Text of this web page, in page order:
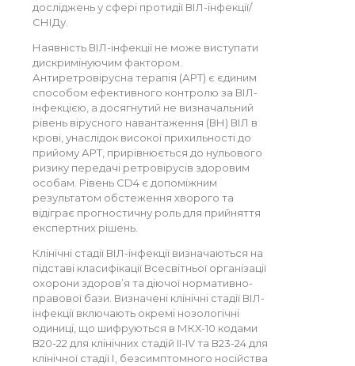
досліджень у сфері протидії ВІЛ-інфекції/
СНІДу.
Наявність ВІЛ-інфекції не може виступати
дискримінуючим фактором.
Антиретровірусна терапія (АРТ) є єдиним
способом ефективного контролю за ВІЛ-
інфекцією, а досягнутий не визначальний
рівень вірусного навантаження (ВН) ВІЛ в
крові, унаслідок високої прихильності до
прийому АРТ, прирівнюється до нульового
ризику передачі ретровірусів здоровим
особам. Рівень CD4 є допоміжним
результатом обстеження хворого та
відіграє прогностичну роль для прийняття
експертних рішень.
Клінічні стадії ВІЛ-інфекції визначаються на
підставі класифікації Всесвітньої організації
охорони здоров’я та діючої нормативно-
правової бази. Визначені клінічні стадії ВІЛ-
інфекції включають окремі нозологічні
одиниці, що шифруються в МКХ-10 кодами
В20-22 для клінічних стадій II-IV та В23-24 для
клінічної стадії І, безсимптомного носійства